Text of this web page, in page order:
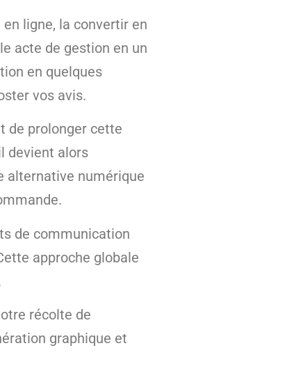
ligne, la convertir en
acte de gestion en un
en quelques
vos avis.
de prolonger cette
devient alors
alternative numérique
de communication
approche globale
récolte de
graphique et